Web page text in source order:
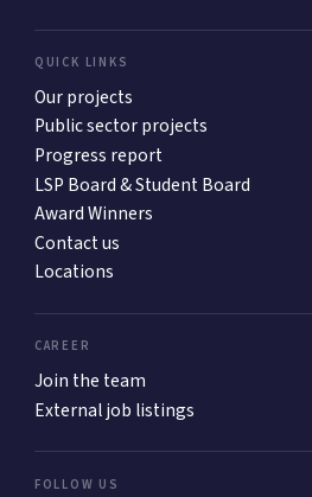
QUICK LINKS
Our projects
Public sector projects
Progress report
LSP Board & Student Board
Award Winners
Contact us
Locations
CAREER
Join the team
External job listings
FOLLOW US